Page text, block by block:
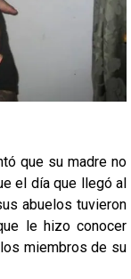
que su madre no
el día que llegó al
abuelos tuvieron
le hizo conocer
miembros de su